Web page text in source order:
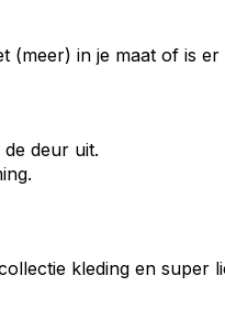
(meer) in je maat of is
deur uit.
kleding en